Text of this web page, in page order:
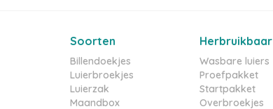
Soorten
Billendoekjes
Luierbroekjes
Luierzak
Maandbox
Herbruikbaar
Wasbare luiers
Proefpakket
Startpakket
Overbroekjes